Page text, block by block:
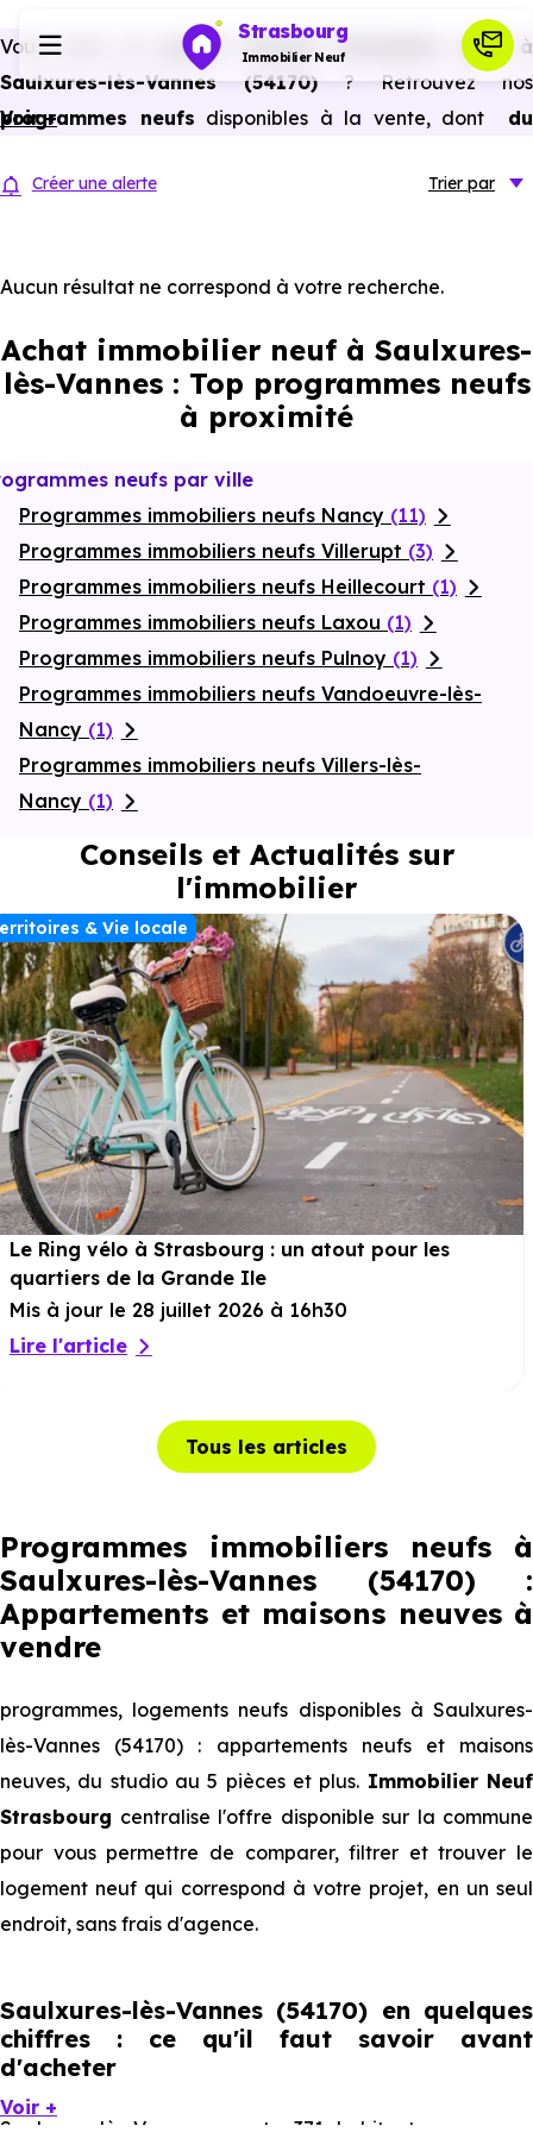
Strasbourg
Immobilier Neuf
Investir
Actualités
Financer
Vous avez un
projet d’achat immobilier neuf à
Saulxures-lès-Vannes (54170) ? Retrouvez nos
programmes neufs disponibles à la vente, dont
du
frais d’agence.
à Saulxures-lès-Vannes (54170), vous pouvez aussi
dans certains cas, frais de notaire réduits, bonnes
performances énergétiques, garanties constructeur, etc.
Voir +
Créer une alerte Trier par
Aucun résultat ne correspond à votre recherche.
Achat immobilier neuf à Saulxures-
lès-Vannes : Top programmes neufs
à proximité
neufs par ville
Programmes immobiliers neufs Nancy (11)
Programmes immobiliers neufs Villerupt (3)
Programmes immobiliers neufs Heillecourt (1)
Programmes immobiliers neufs Laxou (1)
Programmes immobiliers neufs Pulnoy (1)
Programmes immobiliers neufs Vandoeuvre-lès-
Nancy (1)
Programmes immobiliers neufs Villers-lès-
Nancy (1)
Conseils et Actualités sur
l'immobilier
& Vie locale
Le Ring vélo à Strasbourg : un atout pour les
quartiers de la Grande Ile
Mis à jour le 28 juillet 2026 à 16h30
Lire l'article
Tous les articles
Programmes immobiliers neufs à
Saulxures-lès-Vannes (54170) :
Appartements et maisons neuves à
vendre
programmes, logements neufs disponibles à Saulxures-
lès-Vannes (54170) : appartements neufs et maisons
neuves, du studio au 5 pièces et plus. Immobilier Neuf
Strasbourg centralise l'offre disponible sur la commune
pour vous permettre de comparer, filtrer et trouver le
logement neuf qui correspond à votre projet, en un seul
endroit, sans frais d'agence.
Saulxures-lès-Vannes (54170) en quelques
chiffres : ce qu'il faut savoir avant
d'acheter
Voir +